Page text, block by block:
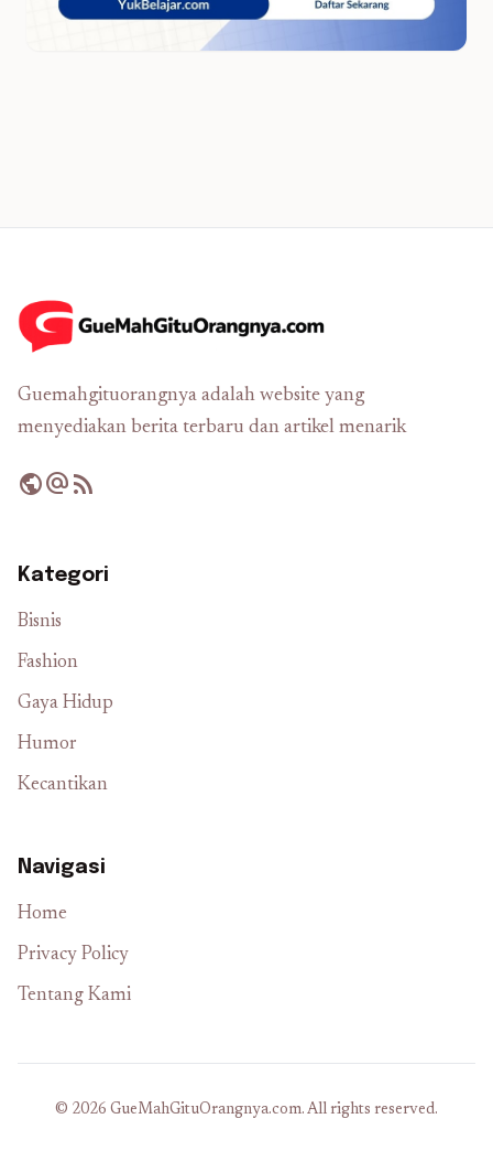
Guemahgituorangnya adalah website yang
menyediakan berita terbaru dan artikel menarik
publicalternate_emailrss_feed
Kategori
Bisnis
Fashion
Gaya Hidup
Humor
Kecantikan
Navigasi
Home
Privacy Policy
Tentang Kami
© 2026 GueMahGituOrangnya.com. All rights reserved.